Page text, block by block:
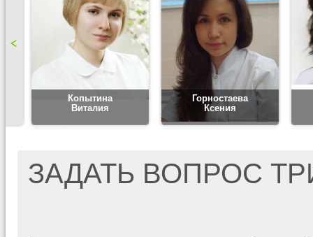
Копытина
Виталия
Горностаева
Ксения
ЗАДАТЬ ВОПРОС